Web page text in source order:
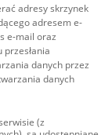
adresy skrzynek
adresem e-
e-mail oraz
danych przez
danych
(z